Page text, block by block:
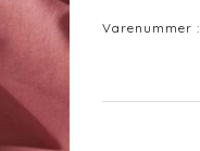
Varenummer :